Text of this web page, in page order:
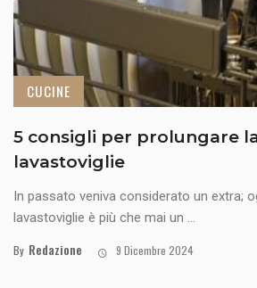
CUCINE
5 consigli per prolungare
lavastoviglie
In passato veniva considerato un extra;
lavastoviglie è più che mai un ...
By Redazione 9 Dicembre 2024